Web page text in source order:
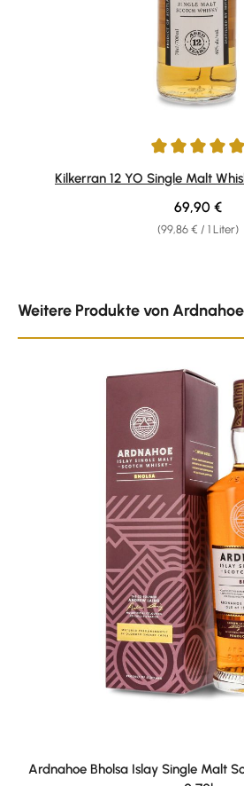
Durchschnittliche Bewertung von 5
Kilkerran 12 YO Single Malt
(99,86 € / 1 Liter)
Regulärer
69,90 €
Weitere Produkte von
Ardnahoe Bholsa Islay Single Malt